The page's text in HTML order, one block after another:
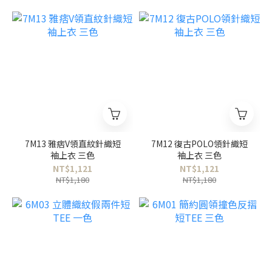
7M13 雅痞V領直紋針織短
袖上衣 三色
NT$1,121
NT$1,180
7M12 復古POLO領針織短
袖上衣 三色
NT$1,121
NT$1,180